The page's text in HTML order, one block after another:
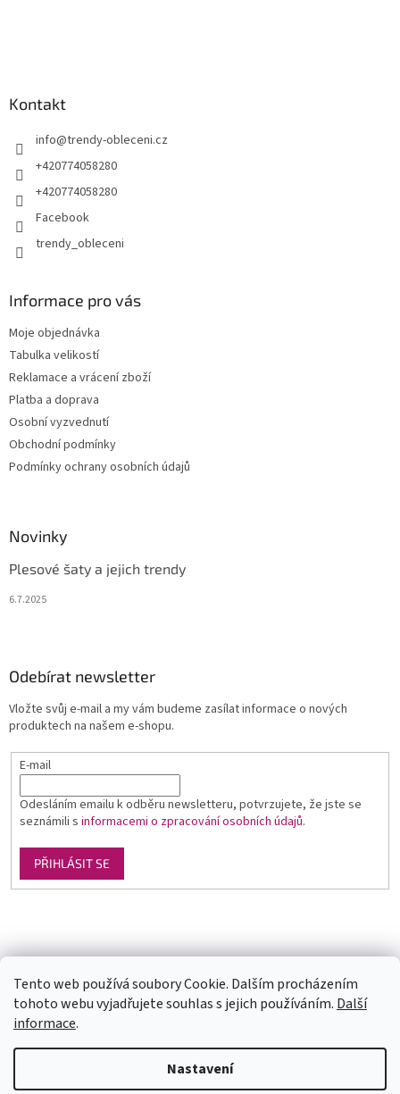
Tento web používá soubory Cookie. Dalším procházením
tohoto webu vyjadřujete souhlas s jejich používáním. Další
informace.
Nastavení
objednání). Velikosti neodpovídají českým, prosím měřte se. Pokud se
Vám některý model líbí a chtěli byste ho v jiné barvě, tak stačí do
Kontakt
info@trendy-obleceni.cz
+420774058280
+420774058280
Facebook
trendy_obleceni
Informace pro vás
Moje objednávka
Tabulka velikostí
Reklamace a vrácení zboží
Platba a doprava
Osobní vyzvednutí
Obchodní podmínky
Podmínky ochrany osobních údajů
Novinky
Plesové šaty a jejich trendy
6.7.2025
Odebírat newsletter
Vložte svůj e-mail a my vám budeme zasílat informace o nových
produktech na našem e-shopu.
E-mail
Odesláním emailu k odběru newsletteru, potvrzujete, že jste se
seznámili s informacemi o zpracování osobních údajů.
PŘIHLÁSIT SE